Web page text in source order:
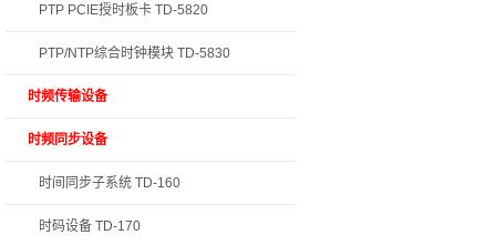
PTP PCIE授时板卡 TD-5820
PTP/NTP综合时钟模块 TD-5830
时频传输设备
时频同步设备
时间同步子系统 TD-160
时码设备 TD-170